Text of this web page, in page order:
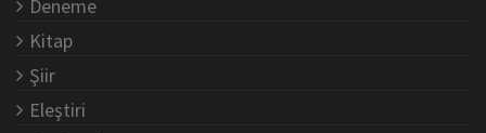
Deneme
Kitap
Şiir
Eleştiri